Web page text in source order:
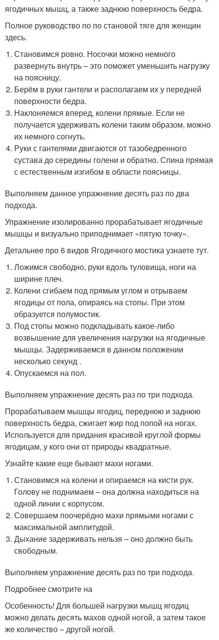
ягодичных мышц, а также заднюю поверхность бедра.
Полное руководство по по становой тяге для женщин
здесь.
Становимся ровно. Носочки можно немного
развернуть внутрь – это поможет уменьшить нагрузку
на поясницу.
Берём в руки гантели и располагаем их у передней
поверхности бедра.
Наклоняемся вперед, колени прямые. Если не
получается удерживать колени таким образом, можно
их немного согнуть.
Руки с гантелями двигаются от тазобедренного
сустава до середины голени и обратно. Спина прямая
с естественным изгибом в области поясницы.
Выполняем данное упражнение десять раз по два
подхода.
Упражнение изолированно прорабатывает ягодичные
мышцы и визуально приподнимает «пятую точку».
Детальнее про 6 видов Ягодичного мостика узнаете тут.
Ложимся свободно, руки вдоль туловища, ноги на
ширине плеч.
Колени сгибаем под прямым углом и отрываем
ягодицы от пола, опираясь на стопы. При этом
образуется полумостик.
Под стопы можно подкладывать какое-либо
возвышение для увеличения нагрузки на ягодичные
мышцы. Задерживаемся в данном положении
несколько секунд .
Опускаемся на пол.
Выполняем упражнение десять раз по три подхода.
Прорабатываем мышцы ягодиц, переднюю и заднюю
поверхность бедра, сжигает жир под попой на ногах.
Используется для придания красивой круглой формы
ягодицам, у кого они от природы квадратные.
Узнайте какие еще бывают махи ногами.
Становимся на колени и опираемся на кисти рук.
Голову не поднимаем – она должна находиться на
одной линии с корпусом.
Совершаем поочерёдно махи прямыми ногами с
максимальной амплитудой.
Дыхание задерживать нельзя – оно должно быть
свободным.
Выполняем упражнение десять раз по три подхода.
Подробнее смотрите на
Особенность! Для большей нагрузки мышц ягодиц
можно делать десять махов одной ногой, а затем такое
же количество – другой ногой.